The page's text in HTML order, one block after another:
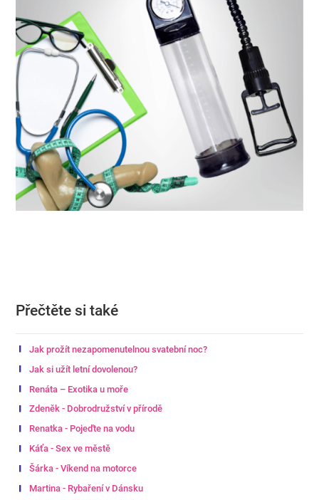
Přečtěte si také
Jak prožít nezapomenutelnou svatební noc?
Jak si užít letní dovolenou?
Renáta – Exotika u moře
Zdeněk - Dobrodružství v přírodě
Renatka - Pojeďte na vodu
Káťa - Sex ve městě
Šárka - Víkend na motorce
Martina - Rybaření v Dánsku